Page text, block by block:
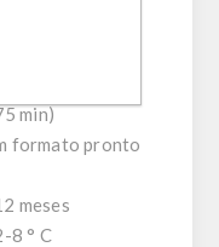
da UE e da
min)
formato pronto
meses
8 ° C